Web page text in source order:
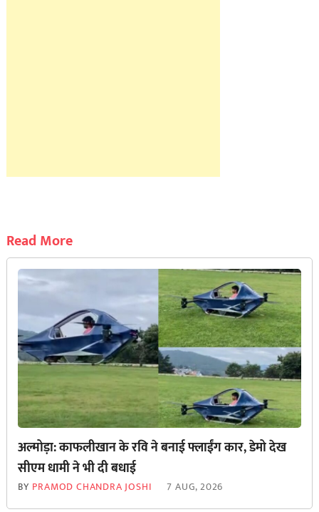
Read More
अल्मोड़ा: काफलीखान के रवि ने बनाई फ्लाईंग कार, डेमो देख
सीएम धामी ने भी दी बधाई
BY PRAMOD CHANDRA JOSHI 7 AUG, 2026